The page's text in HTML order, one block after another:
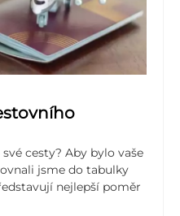
cesty? Aby bylo vaše
jsme do tabulky
nejlepší poměr